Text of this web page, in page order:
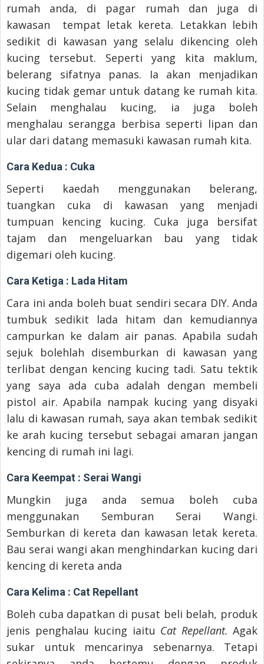
rumah anda, di pagar rumah dan juga di
kawasan tempat letak kereta. Letakkan lebih
sedikit di kawasan yang selalu dikencing oleh
kucing tersebut. Seperti yang kita maklum,
belerang sifatnya panas. Ia akan menjadikan
kucing tidak gemar untuk datang ke rumah kita.
Selain menghalau kucing, ia juga boleh
menghalau serangga berbisa seperti lipan dan
ular dari datang memasuki kawasan rumah kita.
Cara Kedua : Cuka
Seperti kaedah menggunakan belerang,
tuangkan cuka di kawasan yang menjadi
tumpuan kencing kucing. Cuka juga bersifat
tajam dan mengeluarkan bau yang tidak
digemari oleh kucing.
Cara Ketiga : Lada Hitam
Cara ini anda boleh buat sendiri secara DIY. Anda
tumbuk sedikit lada hitam dan kemudiannya
campurkan ke dalam air panas. Apabila sudah
sejuk bolehlah disemburkan di kawasan yang
terlibat dengan kencing kucing tadi. Satu tektik
yang saya ada cuba adalah dengan membeli
pistol air. Apabila nampak kucing yang disyaki
lalu di kawasan rumah, saya akan tembak sedikit
ke arah kucing tersebut sebagai amaran jangan
kencing di rumah ini lagi.
Cara Keempat : Serai Wangi
Mungkin juga anda semua boleh cuba
menggunakan Semburan Serai Wangi.
Semburkan di kereta dan kawasan letak kereta.
Bau serai wangi akan menghindarkan kucing dari
kencing di kereta anda
Cara Kelima : Cat Repellant
Boleh cuba dapatkan di pusat beli belah, produk
jenis penghalau kucing iaitu Cat Repellant. Agak
sukar untuk mencarinya sebenarnya. Tetapi